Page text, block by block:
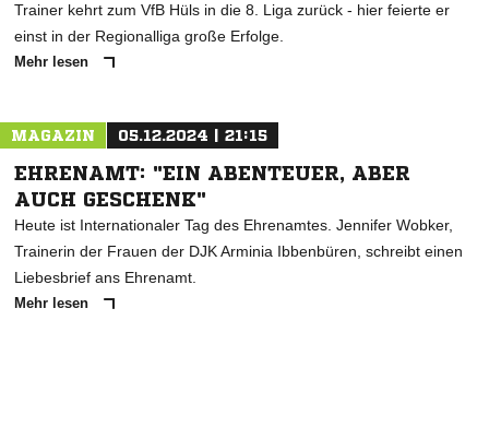
Trainer kehrt zum VfB Hüls in die 8. Liga zurück - hier feierte er
einst in der Regionalliga große Erfolge.
Mehr lesen
MAGAZIN 05.12.2024 | 21:15
EHRENAMT: "EIN ABENTEUER, ABER
AUCH GESCHENK"
Heute ist Internationaler Tag des Ehrenamtes. Jennifer Wobker,
Trainerin der Frauen der DJK Arminia Ibbenbüren, schreibt einen
Liebesbrief ans Ehrenamt.
Mehr lesen